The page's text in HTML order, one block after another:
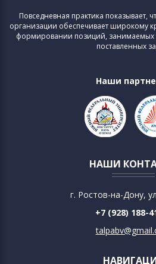
Повседневная практика показывает,
организации обеспечивает широкому
формировании позиций, занимаемых
поставленных
Наши
НАШИ
г. Ростов-на-Дону,
+7 (928) 188-